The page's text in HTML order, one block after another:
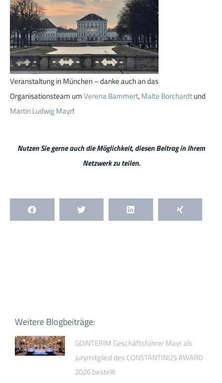
Veranstaltung in München – danke auch an das
Organisationsteam umVerena Bammert,Malte Borchardtund
Martin Ludwig Mayr!
Nutzen Sie gerne auch die Möglichkeit, diesen Beitrag in Ihrem
Netzwerk zu teilen.
Weitere Blogbeiträge:
GOiNTERIM Geschäftsführer Mayr als
Jurymitglied des CONSTANTINUS AWARD
2026 bestellt